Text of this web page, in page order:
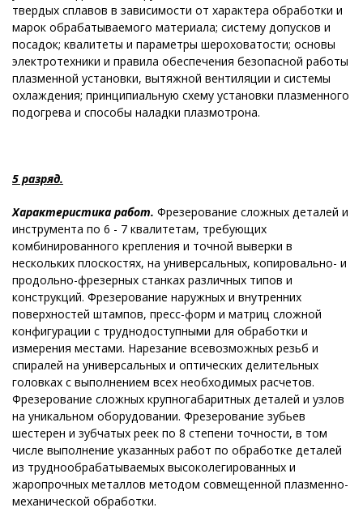
твердых сплавов в зависимости от характера обработки и
марок обрабатываемого материала; систему допусков и
посадок; квалитеты и параметры шероховатости; основы
электротехники и правила обеспечения безопасной работы
плазменной установки, вытяжной вентиляции и системы
охлаждения; принципиальную схему установки плазменного
подогрева и способы наладки плазмотрона.
5 разряд.
Характеристика работ. Фрезерование сложных деталей и
инструмента по 6 - 7 квалитетам, требующих
комбинированного крепления и точной выверки в
нескольких плоскостях, на универсальных, копировально- и
продольно-фрезерных станках различных типов и
конструкций. Фрезерование наружных и внутренних
поверхностей штампов, пресс-форм и матриц сложной
конфигурации с труднодоступными для обработки и
измерения местами. Нарезание всевозможных резьб и
спиралей на универсальных и оптических делительных
головках с выполнением всех необходимых расчетов.
Фрезерование сложных крупногабаритных деталей и узлов
на уникальном оборудовании. Фрезерование зубьев
шестерен и зубчатых реек по 8 степени точности, в том
числе выполнение указанных работ по обработке деталей
из труднообрабатываемых высоколегированных и
жаропрочных металлов методом совмещенной плазменно-
механической обработки.